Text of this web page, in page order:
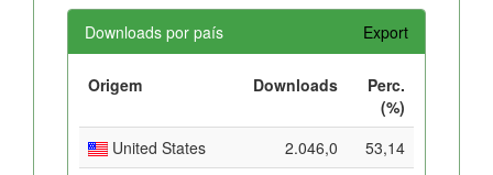
Downloads por país Export
Origem Downloads
Perc.
(%)
United States
2.046,0
53,14